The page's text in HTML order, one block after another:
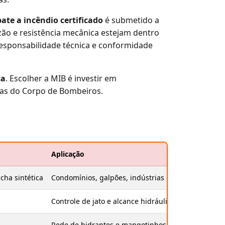
a incêndio certificadoé submetido a
e resistência mecânica estejam dentro
técnica e conformidade
. Escolher a MIB é investir em
do Corpo de Bombeiros.
Aplicação
sintética Condomínios, galpões, indústrias e comércios
Controle de jato e alcance hidráulico